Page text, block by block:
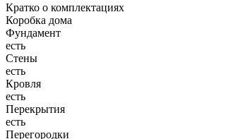
Кратко о комплектациях
Коробка дома
Фундамент
есть
Стены
есть
Кровля
есть
Перекрытия
есть
Перегородки